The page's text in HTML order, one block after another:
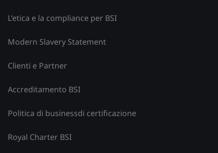
L’etica e la compliance per BSI
Modern Slavery Statement
Clienti e Partner
Accreditamento BSI
Politica di businessdi certificazione
Royal Charter BSI